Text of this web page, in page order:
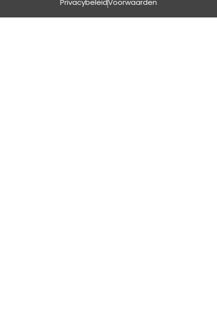
PrivacybeleidVoorwaarden